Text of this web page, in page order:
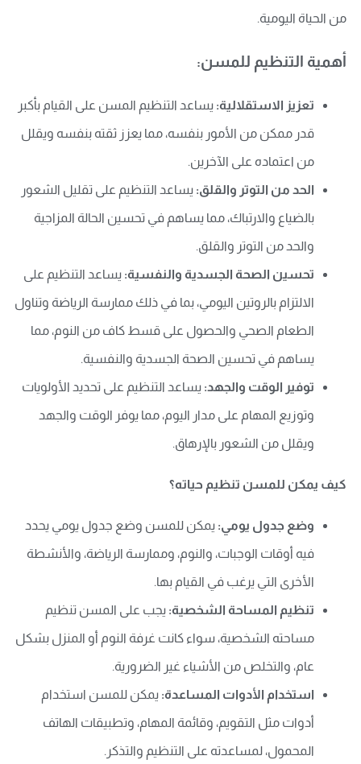
من الحياة اليومية.
أهمية التنظيم للمسن:
تعزيز الاستقلالية: يساعد التنظيم المسن على القيام بأكبر
قدر ممكن من الأمور بنفسه، مما يعزز ثقته بنفسه ويقلل
من اعتماده على الآخرين.
الحد من التوتر والقلق: يساعد التنظيم على تقليل الشعور
بالضياع والارتباك، مما يساهم في تحسين الحالة المزاجية
والحد من التوتر والقلق.
تحسين الصحة الجسدية والنفسية: يساعد التنظيم على
الالتزام بالروتين اليومي، بما في ذلك ممارسة الرياضة وتناول
الطعام الصحي والحصول على قسط كاف من النوم، مما
يساهم في تحسين الصحة الجسدية والنفسية.
توفير الوقت والجهد: يساعد التنظيم على تحديد الأولويات
وتوزيع المهام على مدار اليوم، مما يوفر الوقت والجهد
ويقلل من الشعور بالإرهاق.
كيف يمكن للمسن تنظيم حياته؟
وضع جدول يومي: يمكن للمسن وضع جدول يومي يحدد
فيه أوقات الوجبات، والنوم، وممارسة الرياضة، والأنشطة
الأخرى التي يرغب في القيام بها.
تنظيم المساحة الشخصية: يجب على المسن تنظيم
مساحته الشخصية، سواء كانت غرفة النوم أو المنزل بشكل
عام، والتخلص من الأشياء غير الضرورية.
استخدام الأدوات المساعدة: يمكن للمسن استخدام
أدوات مثل التقويم، وقائمة المهام، وتطبيقات الهاتف
المحمول، لمساعدته على التنظيم والتذكر.